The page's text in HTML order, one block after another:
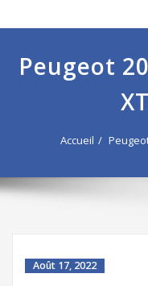
Peugeot
Accueil
Août 17, 2022